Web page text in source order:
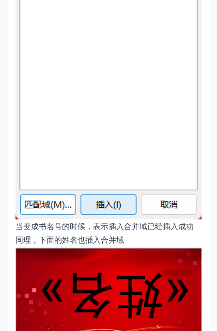
当变成书名号的时候，表示插入合并域已经插入成功
同理，下面的姓名也插入合并域